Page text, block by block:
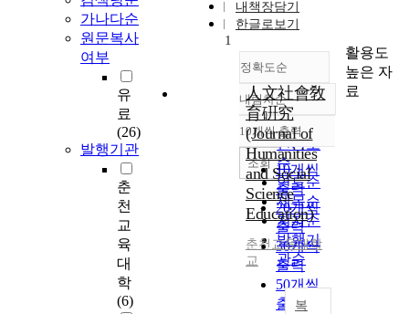
가나다순
원문복사
여부
유
료
(26)
발행기관
춘
천
교
육
대
학
(6)
내책장담기
한글로보기
정확도순
정확도
순
인기도
순
연도순
제목순
저자순
발행기
관순
내림차순
내림차순
10개씩 출력
10개씩
출력
20개씩
출력
30개씩
출력
50개씩
출력
조회
1
人文社會敎
育硏究
(Journal of
Humanities
and Social
Science
Education)
춘천교육대학
교
복
활용도
높은 자
료